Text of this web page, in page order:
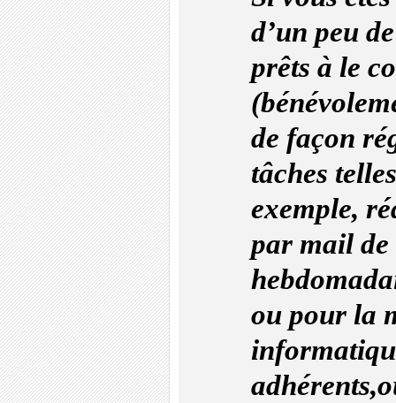
d’un peu
prêts à le
de façon
tâches
exemple,
par mail
ou pour la